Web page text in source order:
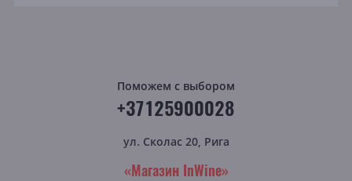
Поможем с выбором
+37125900028
ул. Сколас 20, Рига
«Магазин InWine»